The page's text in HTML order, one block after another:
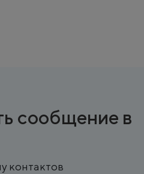
сообщение в
контактов